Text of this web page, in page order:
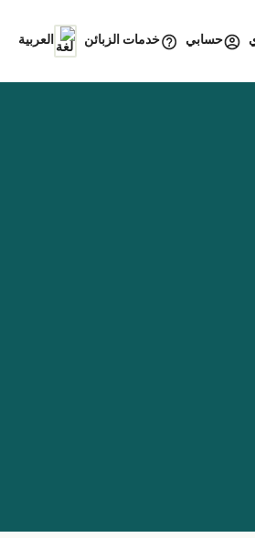
حسابي خدمات الزبائن العربية